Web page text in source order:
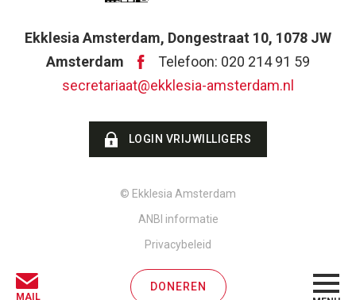
DONEREN
Ekklesia Amsterdam, Dongestraat 10, 1078 JW
Amsterdam
Telefoon: 020 214 91 59
secretariaat@ekklesia-amsterdam.nl
LOGIN VRIJWILLIGERS
© Ekklesia Amsterdam
ANBI informatie
Privacybeleid